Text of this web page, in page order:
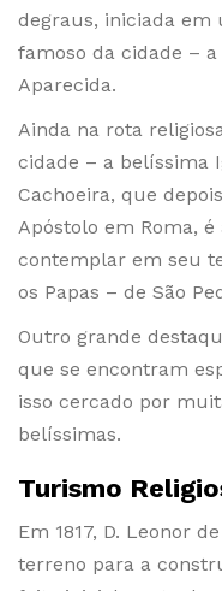
degraus, iniciada em
famoso da cidade –
Aparecida.
Ainda na rota
cidade – a belíssima
Cachoeira, que
Apóstolo em Roma,
contemplar em seu
os Papas – de São
Outro grande
que se encontram
isso cercado por
belíssimas.
Turismo
Em 1817, D. Leonor
terreno para a